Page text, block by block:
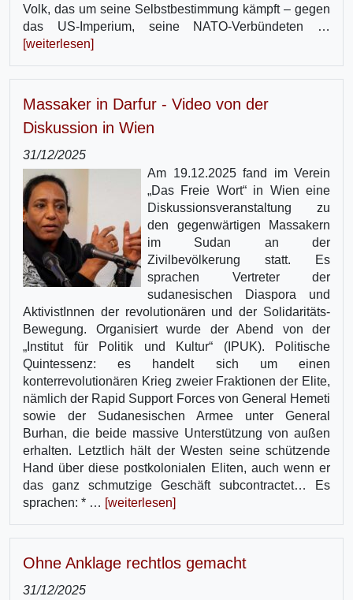
Volk, das um seine Selbstbestimmung kämpft – gegen
das US-Imperium, seine NATO-Verbündeten …
[weiterlesen]
Massaker in Darfur - Video von der
Diskussion in Wien
31/12/2025
Am 19.12.2025 fand im Verein
„Das Freie Wort“ in Wien eine
Diskussionsveranstaltung zu
den gegenwärtigen Massakern
im Sudan an der
Zivilbevölkerung statt. Es
sprachen Vertreter der
sudanesischen Diaspora und
AktivistInnen der revolutionären und der Solidaritäts-
Bewegung. Organisiert wurde der Abend von der
„Institut für Politik und Kultur“ (IPUK). Politische
Quintessenz: es handelt sich um einen
konterrevolutionären Krieg zweier Fraktionen der Elite,
nämlich der Rapid Support Forces von General Hemeti
sowie der Sudanesischen Armee unter General
Burhan, die beide massive Unterstützung von außen
erhalten. Letztlich hält der Westen seine schützende
Hand über diese postkolonialen Eliten, auch wenn er
das ganz schmutzige Geschäft subcontractet… Es
sprachen: * … [weiterlesen]
Ohne Anklage rechtlos gemacht
31/12/2025